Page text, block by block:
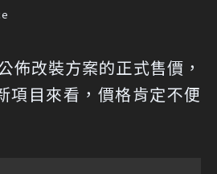
佈改裝方案的正式售價，
項目來看，價格肯定不便